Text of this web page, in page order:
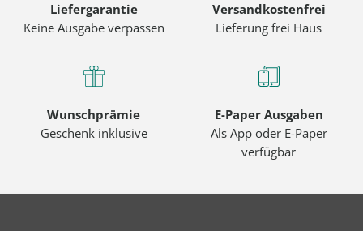
Liefergarantie
Keine Ausgabe verpassen
Versandkostenfrei
Lieferung frei Haus
Wunschprämie
Geschenk inklusive
E-Paper Ausgaben
Als App oder E-Paper
verfügbar